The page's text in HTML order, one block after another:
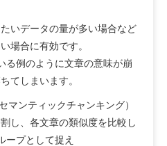
いデータの量が多い場合など
場合に有効です。
例のように文章の意味が崩
てしまいます。
セマンティックチャンキング）
し、各文章の類似度を比較し
ープとして捉え